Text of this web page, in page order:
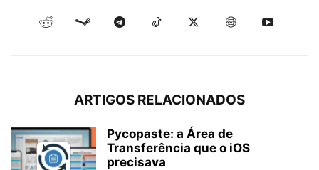
ARTIGOS RELACIONADOS
Pycopaste: a Área de
Transferência que o iOS
precisava